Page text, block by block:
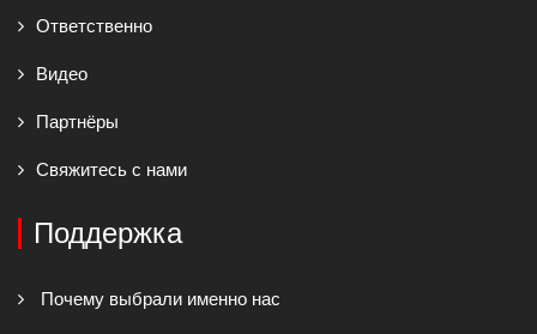
Ответственно
Видео
Партнёры
Свяжитесь с нами
Поддержка
Почему выбрали именно нас